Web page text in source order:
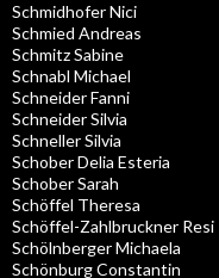
Schmidhofer Nici
Schmied Andreas
Schmitz Sabine
Schnabl Michael
Schneider Fanni
Schneider Silvia
Schneller Silvia
Schober Delia Esteria
Schober Sarah
Schöffel Theresa
Schöffel-Zahlbruckner Resi
Schölnberger Michaela
Schönburg Constantin